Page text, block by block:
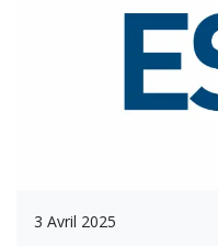
3 Avril 2025